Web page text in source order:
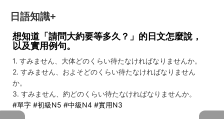
日語知識+
想知道「請問大約要等多久？」的日文怎麼說，
以及實用例句。
1. すみません、大体どのくらい待たなければなりませんか。
2. すみません、およそどのくらい待たなければなりません
か。
3. すみません、約どのくらい待たなければなりませんか。
#單字 #初級N5 #中級N4 #實用N3